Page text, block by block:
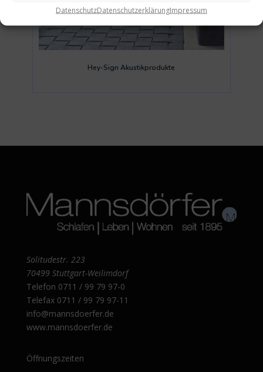
DatenschutzDatenschutzerklärungImpressum
Hey-Sign Akustikprodukte
Solitudestr. 223
70499 Stuttgart-Weilimdorf
Telefon 0711 / 99 79 97-0
Telefax 0711 / 99 79 97-11
info@mannsdoerfer.de
www.mannsdoerfer.de
Öffnungszeiten